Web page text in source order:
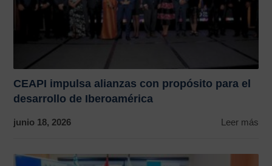
CEAPI impulsa alianzas con propósito para el
desarrollo de Iberoamérica
junio 18, 2026 Leer más